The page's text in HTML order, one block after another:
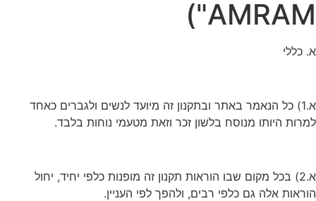
AMRAM")
א. כללי
א.1) כל הנאמר באתר ובתקנון זה מיועד לנשים ולגברים כאחד
למרות היותו מנוסח בלשון זכר וזאת מטעמי נוחות בלבד.
א.2) בכל מקום שבו הוראות תקנון זה מופנות כלפי יחיד, יחול
הוראות אלה גם כלפי רבים, ולהפך לפי העניין.